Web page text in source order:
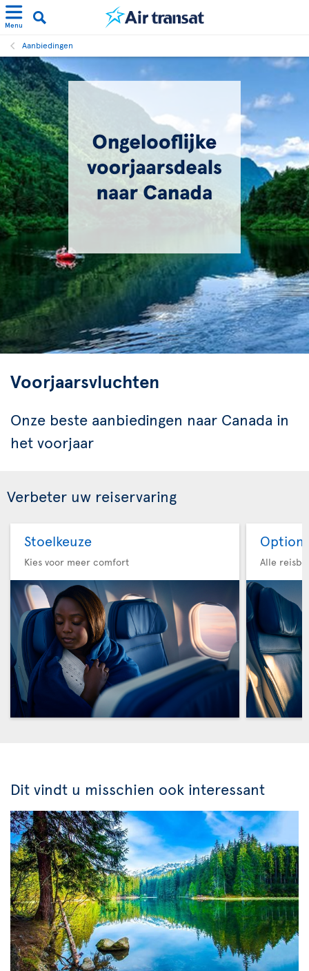
Menu
Aanbiedingen
Voorjaarsvluchten
Onze beste aanbiedingen naar Canada in
het voorjaar
Verbeter uw reiservaring
Stoelkeuze
Kies voor meer comfort
Option
Alle
Dit vindt u misschien ook interessant